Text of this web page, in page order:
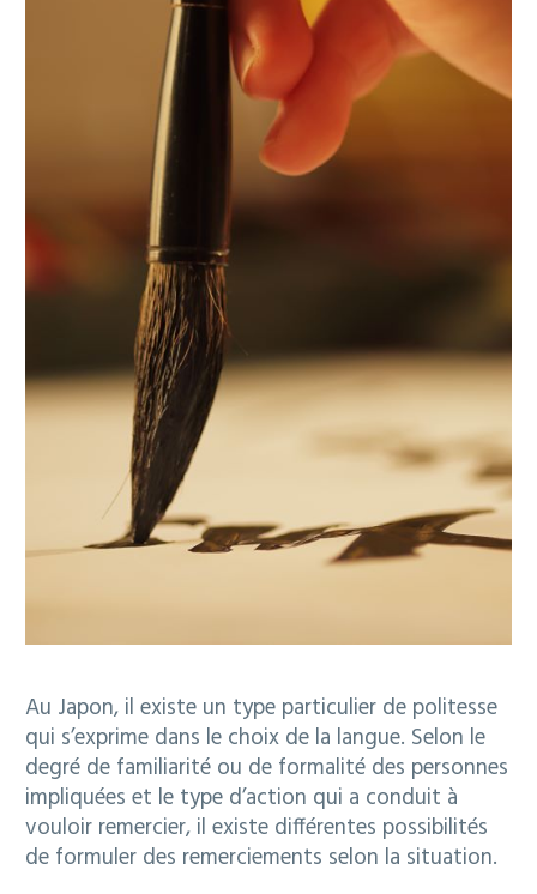
Au Japon, il existe un type particulier de politesse
qui s’exprime dans le choix de la langue. Selon le
degré de familiarité ou de formalité des personnes
impliquées et le type d’action qui a conduit à
vouloir remercier, il existe différentes possibilités
de formuler des remerciements selon la situation.